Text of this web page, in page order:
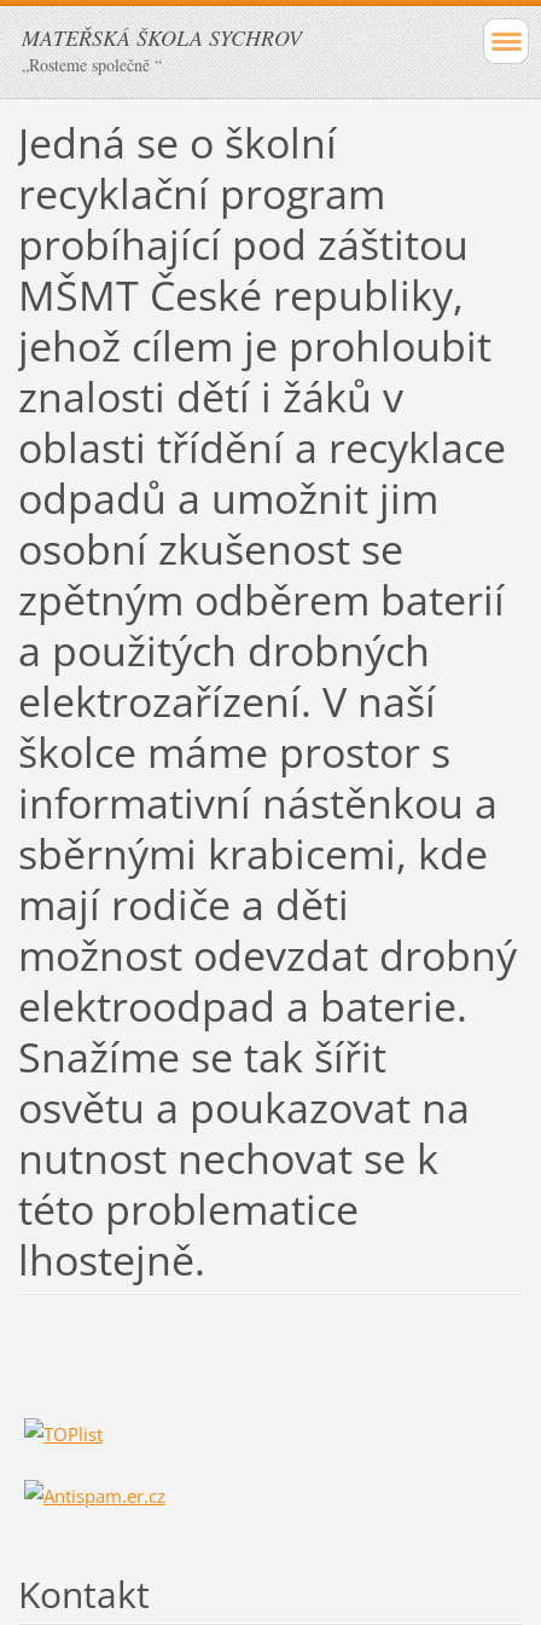
MATEŘSKÁ ŠKOLA SYCHROV
„Rosteme společně “
Jedná se o školní
recyklační program
probíhající pod záštitou
MŠMT České republiky,
jehož cílem je prohloubit
znalosti dětí i žáků v
oblasti třídění a recyklace
odpadů a umožnit jim
osobní zkušenost se
zpětným odběrem baterií
a použitých drobných
elektrozařízení. V naší
školce máme prostor s
informativní nástěnkou a
sběrnými krabicemi, kde
mají rodiče a děti
možnost odevzdat drobný
elektroodpad a baterie.
Snažíme se tak šířit
osvětu a poukazovat na
nutnost nechovat se k
této problematice
lhostejně.
Kontakt